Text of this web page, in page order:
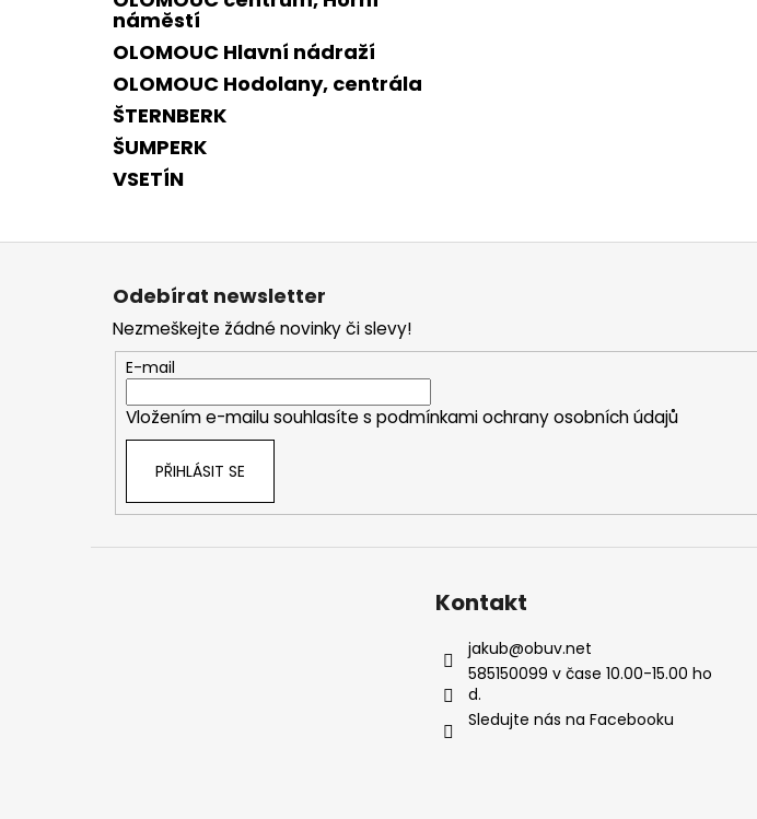
náměstí
OLOMOUC Hlavní nádraží
OLOMOUC Hodolany, centrála
ŠTERNBERK
ŠUMPERK
VSETÍN
Z
Odebírat newsletter
Nezmeškejte žádné novinky či slevy!
E-mail
Vložením e-mailu souhlasíte s podmínkami ochrany osobních údajů
PŘIHLÁSIT SE
Kontakt
jakub@obuv.net
585150099 v čase 10.00-15.00 ho
d.
Sledujte nás na Facebooku